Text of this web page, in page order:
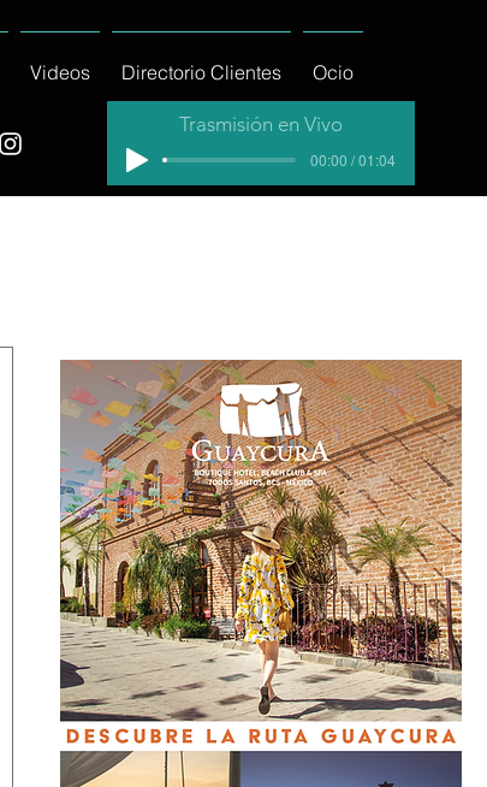
Videos Directorio Clientes Ocio
Trasmisión en Vivo
00:00 / 01:04